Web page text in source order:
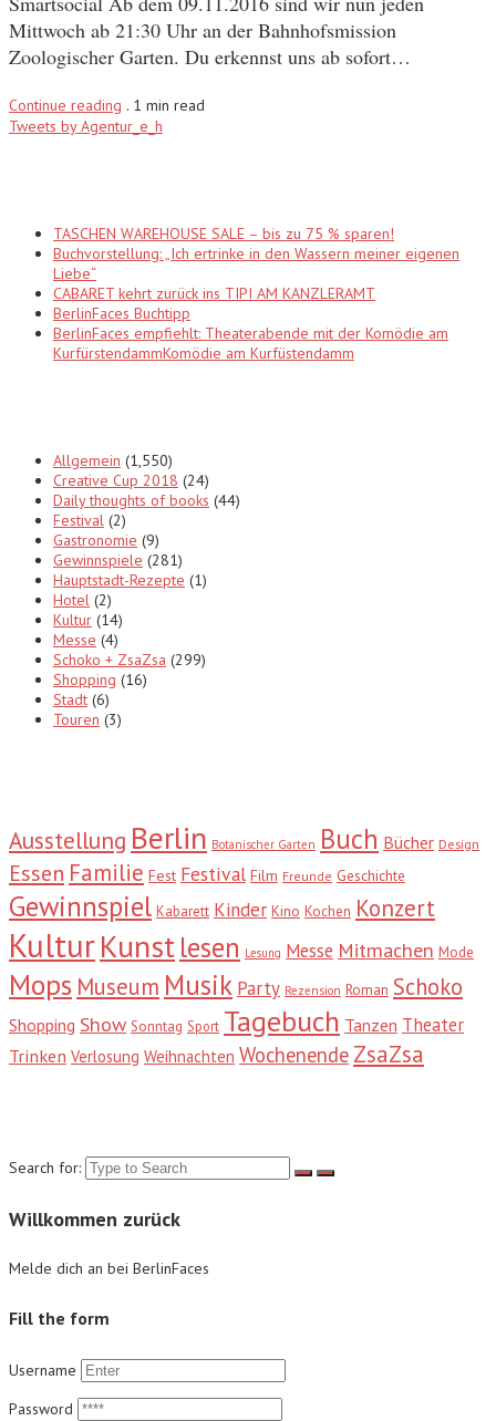
Mittwoch ab 21:30 Uhr an der Bahnhofsmission
Zoologischer Garten. Du erkennst uns ab sofort…
Continue reading . 1 min read
Tweets by Agentur_e_h
TASCHEN WAREHOUSE SALE – bis zu 75 % sparen!
Buchvorstellung: „Ich ertrinke in den Wassern meiner eigenen
Liebe“
CABARET kehrt zurück ins TIPI AM KANZLERAMT
BerlinFaces Buchtipp
BerlinFaces empfiehlt: Theaterabende mit der Komödie am
KurfürstendammKomödie am Kurfüstendamm
Allgemein (1,550)
Creative Cup 2018 (24)
Daily thoughts of books (44)
Festival (2)
Gastronomie (9)
Gewinnspiele (281)
Hauptstadt-Rezepte (1)
Hotel (2)
Kultur (14)
Messe (4)
Schoko + ZsaZsa (299)
Shopping (16)
Stadt (6)
Touren (3)
Ausstellung Berlin Botanischer Garten Buch Bücher Design
Essen Familie Fest Festival Film Freunde Geschichte
Gewinnspiel Kabarett Kinder Kino Kochen Konzert
KulturKunstlesen Lesung Messe Mitmachen Mode
Mops Museum Musik Party Rezension Roman Schoko
Shopping Show Sonntag Sport Tagebuch Tanzen Theater
Trinken Verlosung Weihnachten Wochenende ZsaZsa
Search for:
Willkommen zurück
Melde dich an bei BerlinFaces
Fill the form
Username
Password